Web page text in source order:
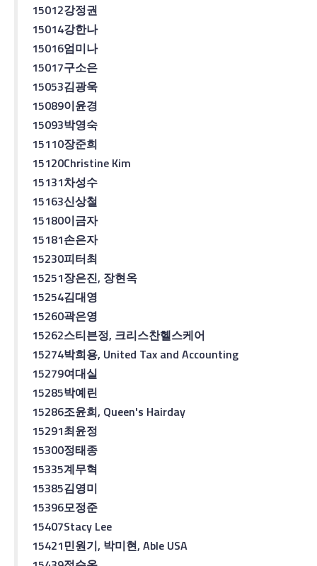
15012강정권
15014강한나
15016엄미나
15017구소은
15053김광욱
15089이윤경
15093박영숙
15110장준희
15120Christine Kim
15131차성수
15163신상철
15180이금자
15181손은자
15230피터최
15251장은진, 장현옥
15254김대영
15260곽은영
15262스티븐정, 크리스찬헬스케어
15274박희용, United Tax and Accounting
15279여대실
15285박예린
15286조윤희, Queen's Hairday
15291최윤정
15300정태종
15335계무혁
15385김영미
15396모정준
15407Stacy Lee
15421민원기, 박미현, Able USA